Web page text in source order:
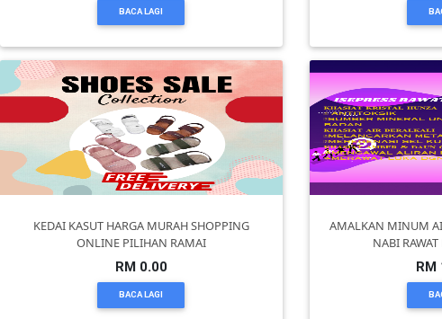
BACA LAGI
KEDAI KASUT HARGA MURAH SHOPPING
ONLINE PILIHAN RAMAI
RM 0.00
BACA LAGI
AMALKAN MINUM
NABI
RM
&
BARANG
PERIBADI(4)
PEKERJAAN(0)
SERVIS(17)